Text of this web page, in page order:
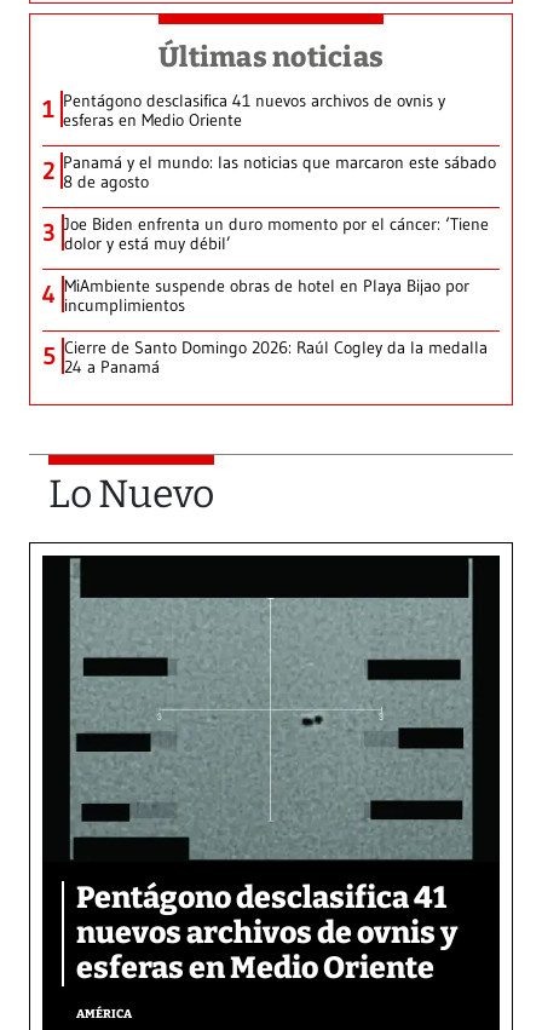
Últimas noticias
1 Pentágono desclasifica 41 nuevos archivos de ovnis y
esferas en Medio Oriente
2 Panamá y el mundo: las noticias que marcaron este sábado
8 de agosto
3 Joe Biden enfrenta un duro momento por el cáncer: ‘Tiene
dolor y está muy débil’
4 MiAmbiente suspende obras de hotel en Playa Bijao por
incumplimientos
5 Cierre de Santo Domingo 2026: Raúl Cogley da la medalla
24 a Panamá
Lo Nuevo
Pentágono desclasifica 41
nuevos archivos de ovnis y
esferas en Medio Oriente
AMÉRICA